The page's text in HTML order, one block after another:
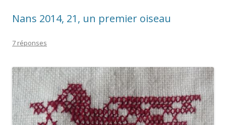
Nans 2014, 21, un premier oiseau
7 réponses